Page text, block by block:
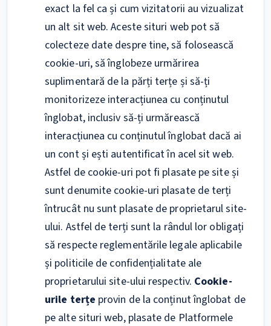
exact la fel ca și cum vizitatorii au vizualizat
un alt sit web. Aceste situri web pot să
colecteze date despre tine, să folosească
cookie-uri, să înglobeze urmărirea
suplimentară de la părți terțe și să-ți
monitorizeze interacțiunea cu conținutul
înglobat, inclusiv să-ți urmărească
interacțiunea cu conținutul înglobat dacă ai
un cont și ești autentificat în acel sit web.
Astfel de cookie-uri pot fi plasate pe site și
sunt denumite cookie-uri plasate de terți
întrucât nu sunt plasate de proprietarul site-
ului. Astfel de terți sunt la rândul lor obligați
să respecte reglementările legale aplicabile
și politicile de confidențialitate ale
proprietarului site-ului respectiv. Cookie-
urile terțe provin de la conținut înglobat de
pe alte situri web, plasate de Platformele